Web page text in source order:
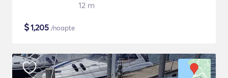
12 m
$1,205 /noapte